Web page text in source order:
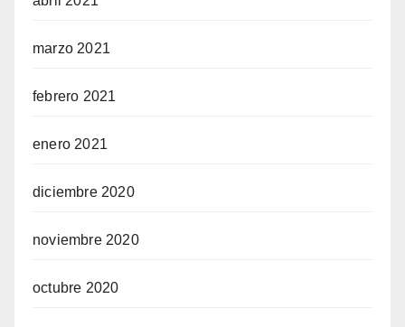
marzo 2021
febrero 2021
enero 2021
diciembre 2020
noviembre 2020
octubre 2020